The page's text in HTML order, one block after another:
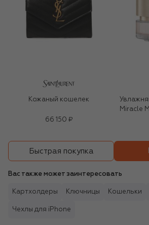
Кожаный кошелек
66 150 ₽
Miracle
Быстрая покупка
Вас также может заинтересовать
Картхолдеры Ключницы Кошельки
Чехлы для iPhone